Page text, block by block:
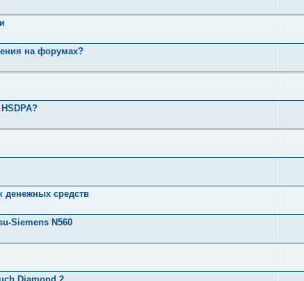
на форумах?
денежных средств
Siemens N560
Diamond 2